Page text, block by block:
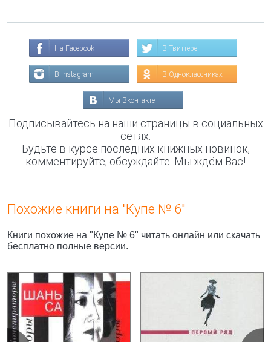
На Facebook В Твиттере
В Instagram В Одноклассниках
Мы Вконтакте
Подписывайтесь на наши страницы в социальных
сетях.
Будьте в курсе последних книжных новинок,
комментируйте, обсуждайте. Мы ждём Вас!
Похожие книги на "Купе № 6"
Книги похожие на "Купе № 6" читать онлайн или скачать
бесплатно полные версии.